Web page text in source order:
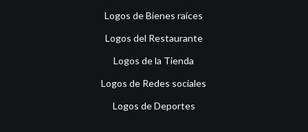
Logos de Bienes raíces
Logos del Restaurante
Logos de la Tienda
Logos de Redes sociales
Logos de Deportes